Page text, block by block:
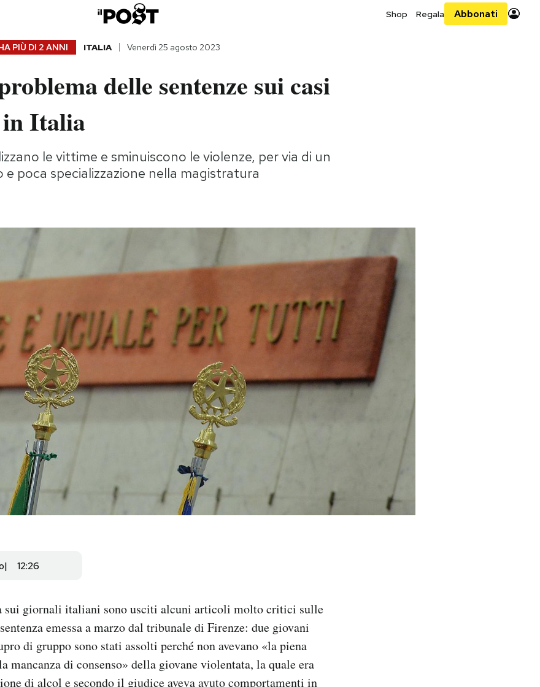
Shop Regala Abbonati
PIÙ DI 2 ANNI ITALIA Venerdì 25 agosto 2023
delle sentenze sui casi
Italia
le vittime e sminuiscono le violenze, per via di un
e poca specializzazione nella magistratura
12:26
sui giornali italiani sono usciti alcuni articoli molto critici sulle
emessa a marzo dal tribunale di Firenze: due giovani
di gruppo sono stati assolti perché non avevano «la piena
mancanza di consenso» della giovane violentata, la quale era
di alcol e secondo il giudice aveva avuto comportamenti in